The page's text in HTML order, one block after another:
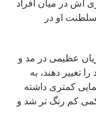
اش در میان افراد
او در
جریان عظیمی در مد و
تغییر دهند، به
کمتری داشته
کمی کم رنگ تر شد و